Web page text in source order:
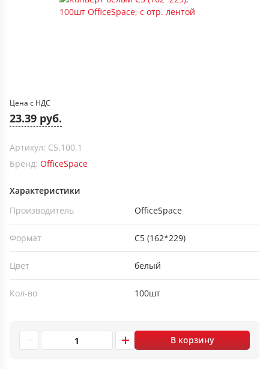
Цена с НДС
23.39 руб.
Артикул: С5.100.1
Бренд: OfficeSpace
Характеристики
Производитель
OfficeSpace
Формат С5 (162*229)
Цвет белый
Кол-во 100шт
В корзину